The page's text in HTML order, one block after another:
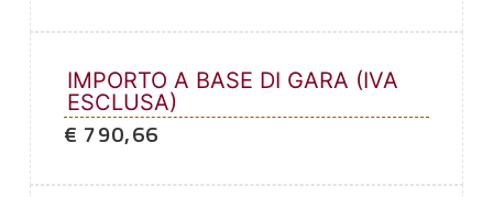
IMPORTO A BASE DI GARA (IVA
ESCLUSA)
€ 790,66